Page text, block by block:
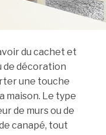
du cachet et
de décoration
une touche
maison. Le type
de murs ou de
canapé, tout